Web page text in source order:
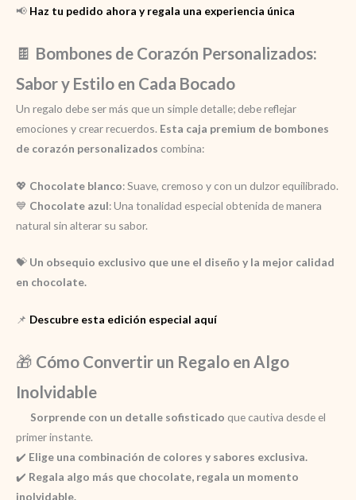
📢 Haz tu pedido ahora y regala una experiencia única
🍫 Bombones de Corazón Personalizados:
Sabor y Estilo en Cada Bocado
Un regalo debe ser más que un simple detalle; debe reflejar
emociones y crear recuerdos. Esta caja premium de bombones
de corazón personalizados combina:
💖 Chocolate blanco: Suave, cremoso y con un dulzor equilibrado.
💙 Chocolate azul: Una tonalidad especial obtenida de manera
natural sin alterar su sabor.
💝 Un obsequio exclusivo que une el diseño y la mejor calidad
en chocolate.
📌 Descubre esta edición especial aquí
🎁 Cómo Convertir un Regalo en Algo
Inolvidable
Sorprende con un detalle sofisticado que cautiva desde el
primer instante.
✔️ Elige una combinación de colores y sabores exclusiva.
✔️ Regala algo más que chocolate, regala un momento
inolvidable.